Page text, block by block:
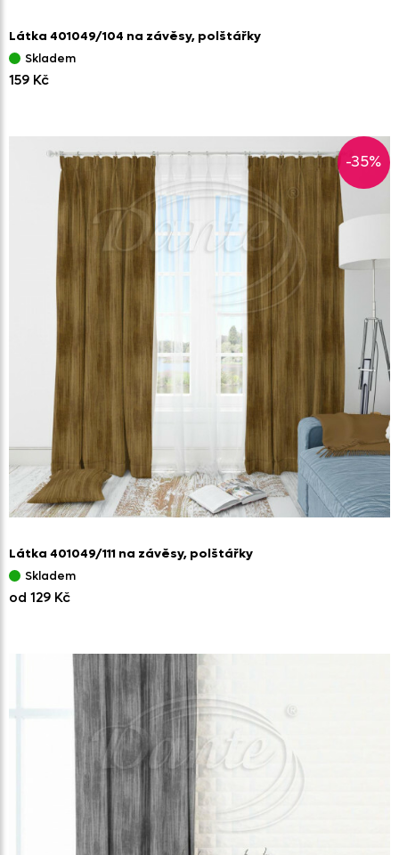
Látka 401049/104 na závěsy, polštářky
Skladem
159 Kč
-35%
Látka 401049/111 na závěsy, polštářky
Skladem
od 129 Kč